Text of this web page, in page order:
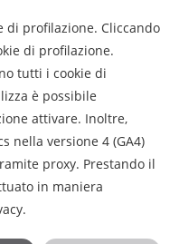
CRA Lazio
di profilazione. Cliccando
di profilazione.
tutti i cookie di
è possibile
attivare. Inoltre,
nella versione 4 (GA4)
proxy. Prestando il
in maniera